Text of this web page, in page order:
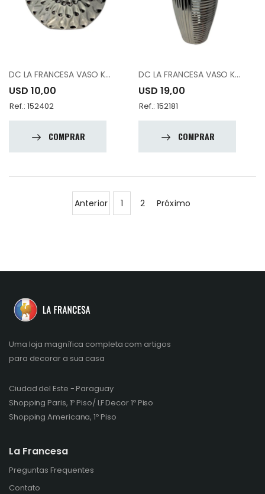
DC LA FRANCESA VASO K8790B 9.25"
USD 10,00
Ref.: 152402
COMPRAR
DC LA FRANCESA VASO K8795B 16"
USD 19,00
Ref.: 152181
COMPRAR
Anterior 1 2 Próximo
Uma loja magnífica completa com artigos
para decorar a sua casa
Ciudad del Este - Paraguay
Shopping Paris, 1º Piso/ LF Decor 1º Piso
Shopping Americana, 1º Piso
La Francesa
Preguntas Frequentes
Contato